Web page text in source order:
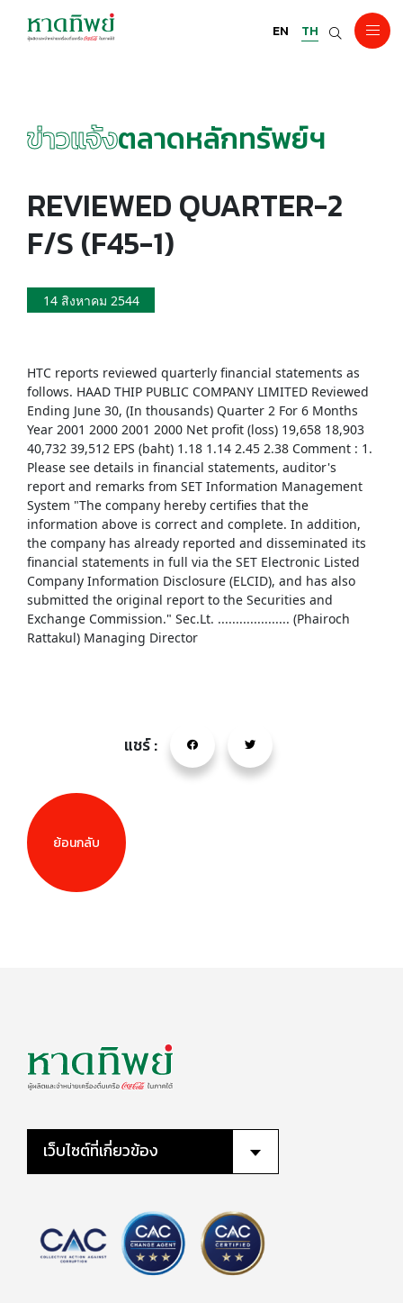
EN TH
ข่าวแจ้งตลาดหลักทรัพย์ฯ
REVIEWED QUARTER-2
F/S (F45-1)
14 สิงหาคม 2544
HTC reports reviewed quarterly financial statements as
follows. HAAD THIP PUBLIC COMPANY LIMITED Reviewed
Ending June 30, (In thousands) Quarter 2 For 6 Months
Year 2001 2000 2001 2000 Net profit (loss) 19,658 18,903
40,732 39,512 EPS (baht) 1.18 1.14 2.45 2.38 Comment : 1.
Please see details in financial statements, auditor's
report and remarks from SET Information Management
System "The company hereby certifies that the
information above is correct and complete. In addition,
the company has already reported and disseminated its
financial statements in full via the SET Electronic Listed
Company Information Disclosure (ELCID), and has also
submitted the original report to the Securities and
Exchange Commission." Sec.Lt. .................... (Phairoch
Rattakul) Managing Director
แชร์ :
ย้อนกลับ
เว็บไซต์ที่เกี่ยวข้อง